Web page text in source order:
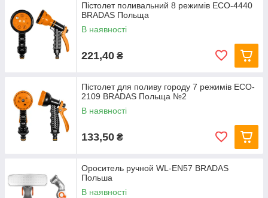
Пістолет поливальний 8 режимів ECO-4440
BRADAS Польща
В наявності
221,40 ₴
Пістолет для поливу городу 7 режимів ECO-
2109 BRADAS Польща №2
В наявності
133,50 ₴
Ороситель ручной WL-EN57 BRADAS
Польша
В наявності